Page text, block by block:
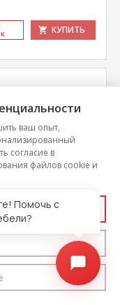
КУПИТЬ
ваш опыт,
согласие в
файлов cookie и
Помочь с